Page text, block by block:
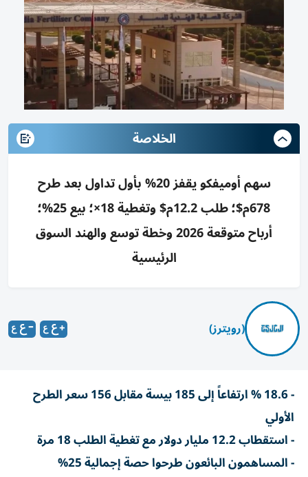
الخلاصة
سهم أوميفكو يقفز 20% بأول تداول بعد طرح
678م$؛ طلب 12.2م$ وتغطية 18×؛ بيع 25%؛
أرباح متوقعة 2026 وخطة توسع والهند السوق
الرئيسية
(رويترز)
- 18.6 % ارتفاعاً إلى 185 بيسة مقابل 156 سعر الطرح
الأولي
- استقطاب 12.2 مليار دولار مع تغطية الطلب 18 مرة
- ​المساهمون البائعون طرحوا ⁠حصة إجمالية 25%